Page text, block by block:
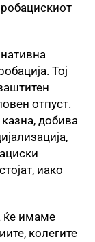
Тој
отпуст.
добива
иако
ќе имаме
колегите